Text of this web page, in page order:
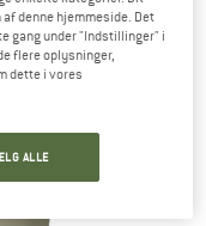
denne hjemmeside. Det
gang under "Indstillinger" i
flere oplysninger,
dette i vores
ALLE